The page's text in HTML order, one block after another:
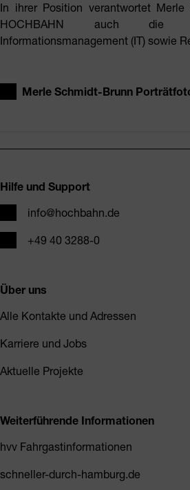
In ihrer Position verantwortet
HOCHBAHN auch die
Informationsmanagement (IT) sowie
Merle Schmidt-Brunn
Hilfe und Support
E-Mailinfo@hochbahn.de
Telefon+49 40 3288-0
Über uns
Alle Kontakte und Adressen
Karriere und Jobs
Aktuelle Projekte
Weiterführende Informationen
hvv Fahrgastinformationen
schneller-durch-hamburg.de